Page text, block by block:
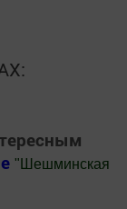
" Шешминская